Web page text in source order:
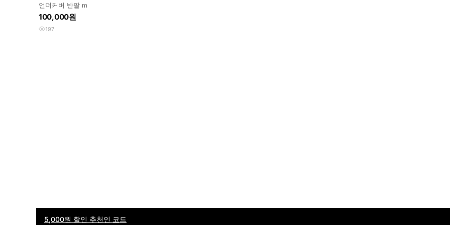
5,000원 할인 추천인 코드
언더커버 반팔 m
100,000원
197